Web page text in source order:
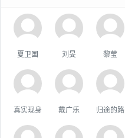
夏卫国 刘旻 黎莹
真实现身 戴广乐 归途的路